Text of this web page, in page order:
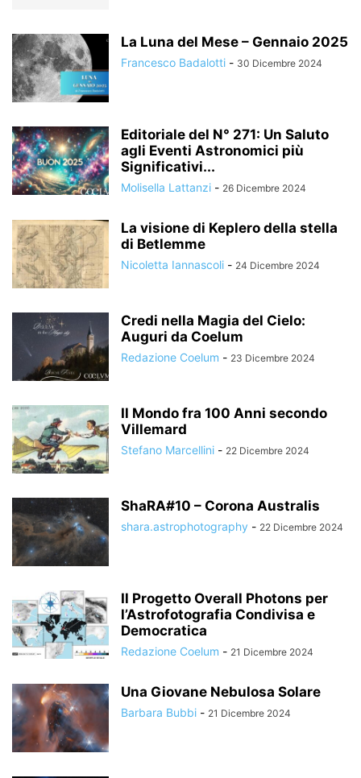
La Luna del Mese – Gennaio 2025
Francesco Badalotti - 30 Dicembre 2024
Editoriale del N° 271: Un Saluto
agli Eventi Astronomici più
Significativi...
Molisella Lattanzi - 26 Dicembre 2024
La visione di Keplero della stella
di Betlemme
Nicoletta Iannascoli - 24 Dicembre 2024
Credi nella Magia del Cielo:
Auguri da Coelum
Redazione Coelum - 23 Dicembre 2024
Il Mondo fra 100 Anni secondo
Villemard
Stefano Marcellini - 22 Dicembre 2024
ShaRA#10 – Corona Australis
shara.astrophotography - 22 Dicembre 2024
Il Progetto Overall Photons per
l’Astrofotografia Condivisa e
Democratica
Redazione Coelum - 21 Dicembre 2024
Una Giovane Nebulosa Solare
Barbara Bubbi - 21 Dicembre 2024